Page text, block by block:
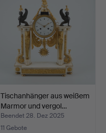
Tischanhänger aus weißem
Marmor und vergol…
Beendet 28. Dez 2025
11 Gebote